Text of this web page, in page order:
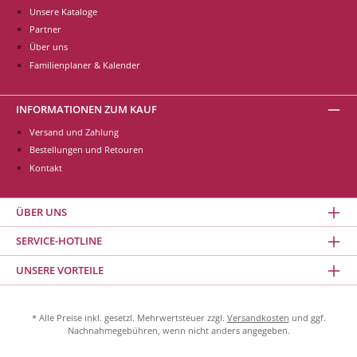
Unsere Kataloge
Partner
Über uns
Familienplaner & Kalender
INFORMATIONEN ZUM KAUF
Versand und Zahlung
Bestellungen und Retouren
Kontakt
ÜBER UNS
SERVICE-HOTLINE
UNSERE VORTEILE
* Alle Preise inkl. gesetzl. Mehrwertsteuer zzgl. Versandkosten und ggf.
Nachnahmegebühren, wenn nicht anders angegeben.